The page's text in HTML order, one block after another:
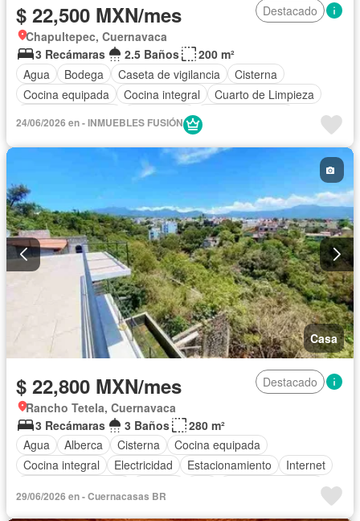
$ 22,500 MXN/mes
Destacado
Chapultepec, Cuernavaca
3 Recámaras
2.5 Baños
200 m²
Agua
Bodega Caseta de vigilancia
Cisterna
Cocina equipada
Cocina integral
Cuarto de Limpieza
Electricidad
Recámara con closet
Televisión por cable Wifi
24/06/2026 en - INMUEBLES FUSIÓN
Casa
$ 22,800 MXN/mes
Destacado
Rancho Tetela, Cuernavaca
3 Recámaras
3 Baños
280 m²
Agua
Alberca Cisterna
Cocina equipada
Cocina integral
Electricidad Estacionamiento
Internet
Permite niños
Solo familias
29/06/2026 en - Cuernacasas BR